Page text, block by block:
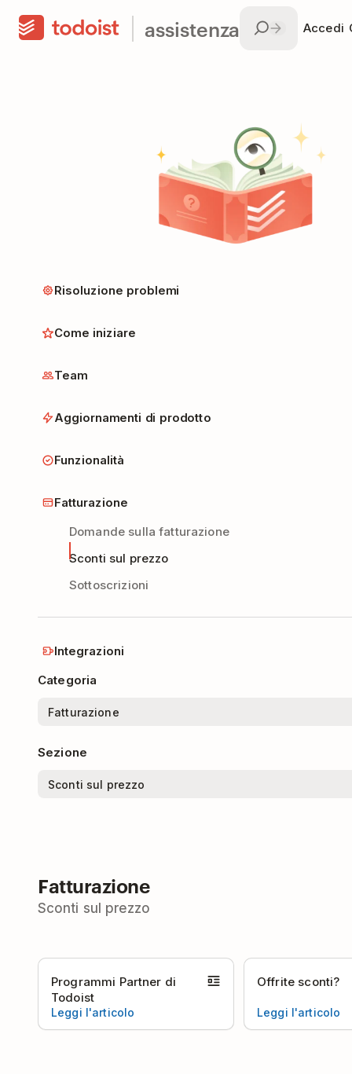
assistenza Accedi
Risoluzione problemi
Come iniziare
Team
Aggiornamenti di prodotto
Funzionalità
Fatturazione
Domande sulla fatturazione
Sconti sul prezzo
Sottoscrizioni
Integrazioni
Categoria
Sezione
Fatturazione
Sconti sul prezzo
Programmi Partner di
Todoist
Leggi l'articolo
Offrite sconti?
Leggi l'articolo